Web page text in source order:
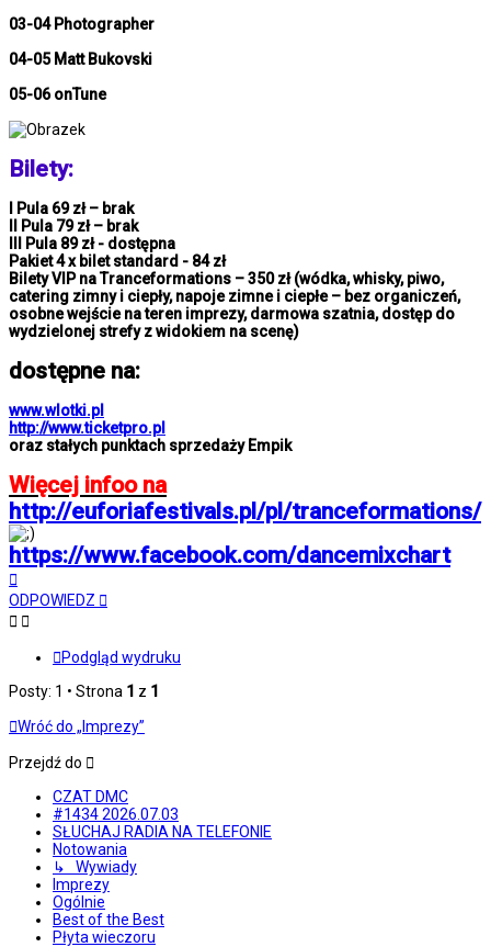
03-04 Photographer
04-05 Matt Bukovski
05-06 onTune
Bilety:
I Pula 69 zł – brak
II Pula 79 zł – brak
III Pula 89 zł - dostępna
Pakiet 4 x bilet standard - 84 zł
Bilety VIP na Tranceformations – 350 zł (wódka, whisky, piwo,
catering zimny i ciepły, napoje zimne i ciepłe – bez organiczeń,
osobne wejście na teren imprezy, darmowa szatnia, dostęp do
wydzielonej strefy z widokiem na scenę)
dostępne na:
www.wlotki.pl
http://www.ticketpro.pl
oraz stałych punktach sprzedaży Empik
Więcej infoo na
http://euforiafestivals.pl/pl/tranceformations/
https://www.facebook.com/dancemixchart
górę
ODPOWIEDZ
Podgląd wydruku
Posty: 1 • Strona 1 z 1
Wróć do „Imprezy”
Przejdź do
CZAT DMC
#1434 2026.07.03
SŁUCHAJ RADIA NA TELEFONIE
Notowania
↳ Wywiady
Imprezy
Ogólnie
Best of the Best
Płyta wieczoru